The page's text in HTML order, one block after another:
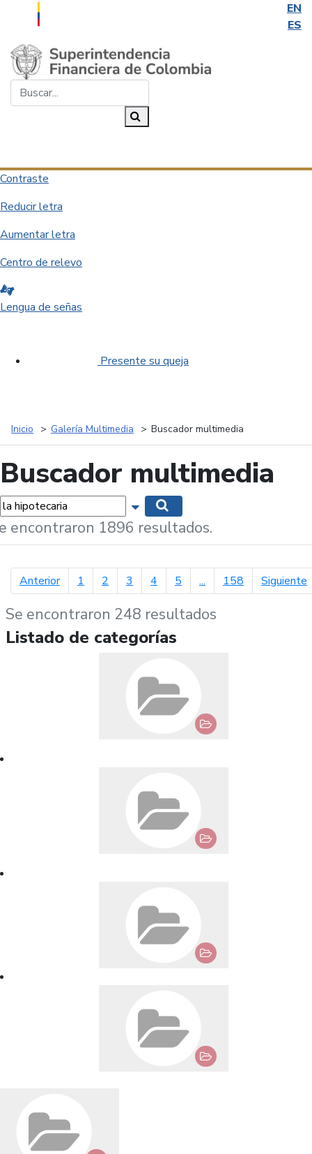
EN
ES
Saltar al contenido principal
Contraste
Reducir letra
Aumentar letra
Centro de relevo
Lengua de señas
Presente su queja
Inicio Galería Multimedia Buscador multimedia
Buscador multimedia
Mostrar opciones de búsqueda
encontraron 1896 resultados.
Anteriorpágina anterior
1 2 3 4 5 ... 158 Siguiente
Se encontraron 248 resultados
Listado de categorías